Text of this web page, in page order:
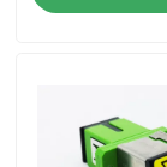
उत्पादों